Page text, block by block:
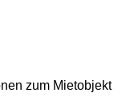
zum Mietobjekt